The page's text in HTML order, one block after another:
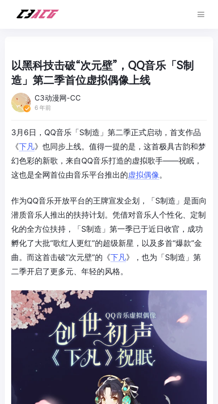
以黑科技击破“次元壁”，QQ音乐「S制
造」第二季首位虚拟偶像上线
C3动漫网-CC
6 年前
3月6日，QQ音乐「S制造」第二季正式启动，首支作品
《下凡》也同步上线。值得一提的是，这首极具古韵和梦
幻色彩的新歌，来自QQ音乐打造的虚拟歌手——祝眠，
这也是全网首位由音乐平台推出的虚拟偶像。
作为QQ音乐开放平台的王牌宣发企划，「S制造」是面向
潜质音乐人推出的扶持计划。凭借对音乐人个性化、定制
化的全方位扶持，「S制造」第一季已于近日收官，成功
孵化了大批“歌红人更红”的超级新星，以及多首“爆款”金
曲。而这首击破“次元壁”的《下凡》，也为「S制造」第
二季开启了更多元、年轻的风格。